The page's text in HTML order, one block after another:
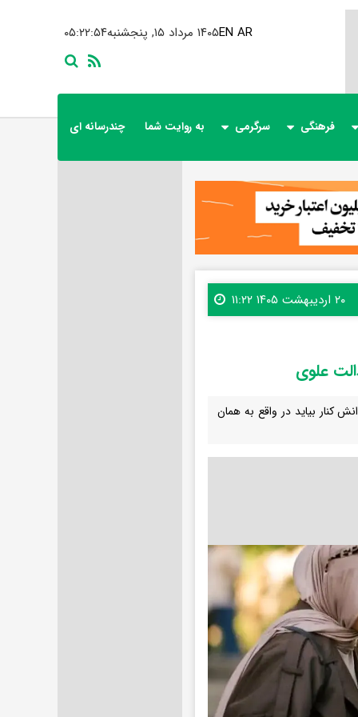
۰۵:۲۲:۵۶ ۱۴۰۵ مرداد ۱۵, پنجشنبهEN AR
فرهنگی سرگرمی به روایت شما چندرسانه ای
۲۰ اردیبهشت ۱۴۰۵ ۱۱:۲۲
علوی
کنار بیاید در واقع به همان